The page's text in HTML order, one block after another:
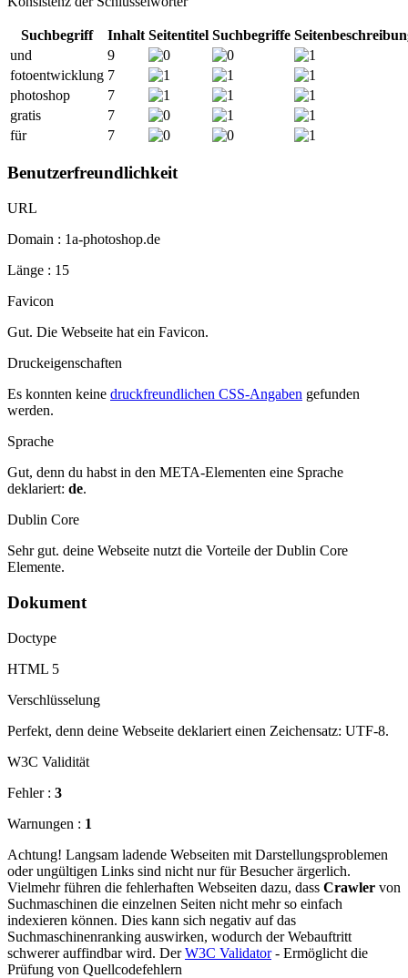
Suchbegriff Inhalt Seitentitel Suchbegriffe
und
9
fotoentwicklung 7
photoshop
7
gratis
7
für
7
Benutzerfreundlichkeit
URL
Domain : 1a-photoshop.de
Länge : 15
Favicon
Gut. Die Webseite hat ein Favicon.
Druckeigenschaften
Es konnten keine druckfreundlichen CSS-Angaben gefunden
werden.
Sprache
Gut, denn du habst in den META-Elementen eine Sprache
deklariert: de.
Dublin Core
Sehr gut. deine Webseite nutzt die Vorteile der Dublin Core
Elemente.
Dokument
Doctype
HTML 5
Verschlüsselung
Perfekt, denn deine Webseite deklariert einen Zeichensatz: UTF-8.
W3C Validität
Fehler : 3
Warnungen : 1
Achtung! Langsam ladende Webseiten mit Darstellungsproblemen
oder ungültigen Links sind nicht nur für Besucher ärgerlich.
Vielmehr führen die fehlerhaften Webseiten dazu, dass Crawler von
Suchmaschinen die einzelnen Seiten nicht mehr so einfach
indexieren können. Dies kann sich negativ auf das
Suchmaschinenranking auswirken, wodurch der Webauftritt
schwerer auffindbar wird. DerW3C Validator- Ermöglicht die
Prüfung von Quellcodefehlern